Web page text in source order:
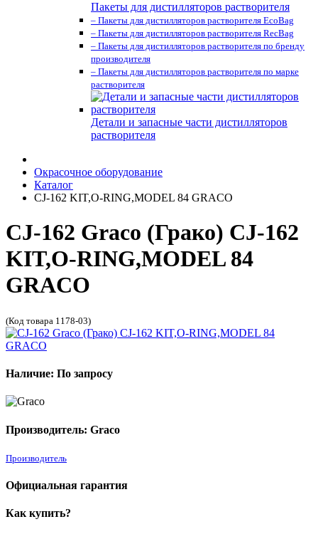
Пакеты для дистилляторов растворителя
– Пакеты для дистилляторов растворителя EcoBag
– Пакеты для дистилляторов растворителя RecBag
– Пакеты для дистилляторов растворителя по бренду
производителя
– Пакеты для дистилляторов растворителя по марке
растворителя
Детали и запасные части дистилляторов
растворителя
Окрасочное оборудование
Каталог
CJ-162 KIT,O-RING,MODEL 84 GRACO
CJ-162 Graco (Грако) CJ-162
KIT,O-RING,MODEL 84
GRACO
(Код товара 1178-03)
Наличие: По запросу
Производитель: Graco
Производитель
Официальная гарантия
Как купить?